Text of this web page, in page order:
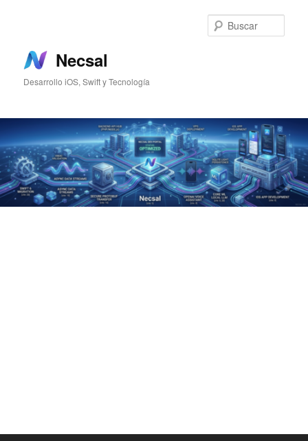
principal
secundario
Necsal
Desarrollo iOS, Swift y Tecnología